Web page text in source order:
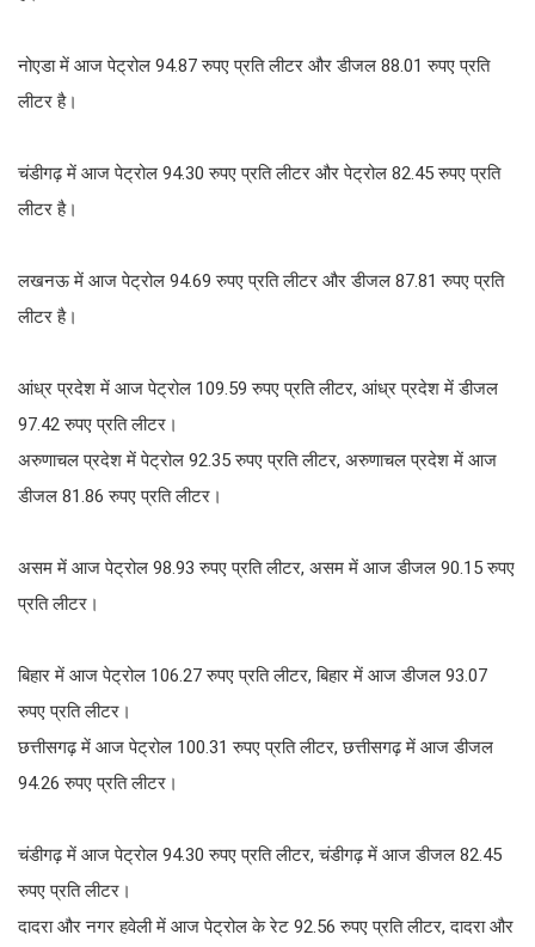
नोएडा में आज पेट्रोल 94.87 रुपए प्रति लीटर और डीजल 88.01 रुपए प्रति
लीटर है।
चंडीगढ़ में आज पेट्रोल 94.30 रुपए प्रति लीटर और पेट्रोल 82.45 रुपए प्रति
लीटर है।
लखनऊ में आज पेट्रोल 94.69 रुपए प्रति लीटर और डीजल 87.81 रुपए प्रति
लीटर है।
आंध्र प्रदेश में आज पेट्रोल 109.59 रुपए प्रति लीटर, आंध्र प्रदेश में डीजल
97.42 रुपए प्रति लीटर।
अरुणाचल प्रदेश में पेट्रोल 92.35 रुपए प्रति लीटर, अरुणाचल प्रदेश में आज
डीजल 81.86 रुपए प्रति लीटर।
असम में आज पेट्रोल 98.93 रुपए प्रति लीटर, असम में आज डीजल 90.15 रुपए
प्रति लीटर।
बिहार में आज पेट्रोल 106.27 रुपए प्रति लीटर, बिहार में आज डीजल 93.07
रुपए प्रति लीटर।
छत्तीसगढ़ में आज पेट्रोल 100.31 रुपए प्रति लीटर, छत्तीसगढ़ में आज डीजल
94.26 रुपए प्रति लीटर।
चंडीगढ़ में आज पेट्रोल 94.30 रुपए प्रति लीटर, चंडीगढ़ में आज डीजल 82.45
रुपए प्रति लीटर।
दादरा और नगर हवेली में आज पेट्रोल के रेट 92.56 रुपए प्रति लीटर, दादरा और